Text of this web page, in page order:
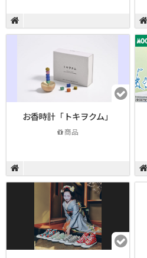
お香時計「トキヲクム」
商品